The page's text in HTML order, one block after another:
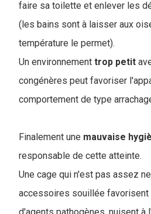
faire sa toilette et enlever les
(les bains sont à laisser aux
température le permet).
Un environnement trop petit
congénères peut favoriser
comportement de type
Finalement une mauvaise
responsable de cette atteinte.
Une cage qui n'est pas assez
accessoires souillée favorisent
d'agents pathogènes, nuisent à